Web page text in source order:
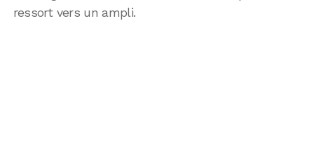
ressort vers un ampli.